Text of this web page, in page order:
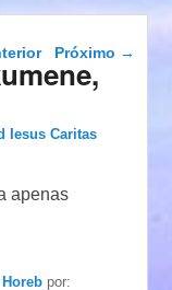
Navegação das
postagens
Próximo →
Iesus Caritas
apenas
por: